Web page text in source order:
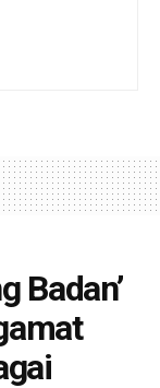
Badan’